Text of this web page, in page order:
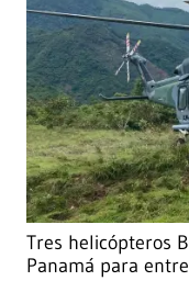
Tres helicópteros
Panamá para